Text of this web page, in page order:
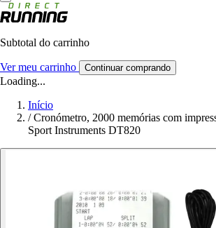
Subtotal do carrinho
Ver meu carrinho Continuar comprando
Loading...
Início
/ Cronómetro, 2000 memórias com
Sport Instruments DT820